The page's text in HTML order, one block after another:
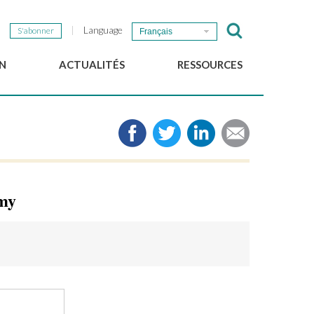
S'abonner Language Français
ACTUALITÉS
Newsletter du GSEF
RESSOURCES
Médias
Liens